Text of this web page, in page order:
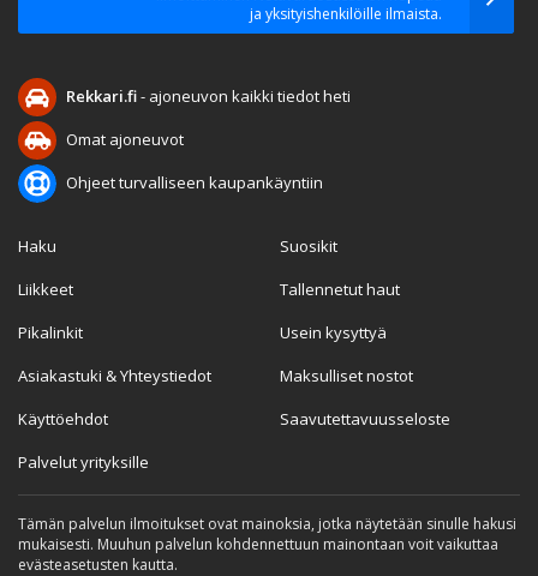
ja yksityishenkilöille ilmaista.
Rekkari.fi- ajoneuvon kaikki tiedot heti
Omat ajoneuvot
Ohjeet turvalliseen kaupankäyntiin
Haku
Liikkeet
Pikalinkit
Asiakastuki & Yhteystiedot
Käyttöehdot
Palvelut yrityksille
Suosikit
Tallennetut haut
Usein kysyttyä
Maksulliset nostot
Saavutettavuusseloste
Tämän palvelun ilmoitukset ovat mainoksia, jotka näytetään sinulle hakusi
mukaisesti. Muuhun palvelun kohdennettuun mainontaan voit vaikuttaa
evästeasetusten kautta.